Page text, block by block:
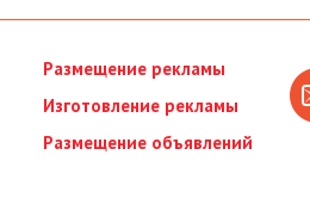
Размещение рекламы
Изготовление рекламы
Размещение объявлений